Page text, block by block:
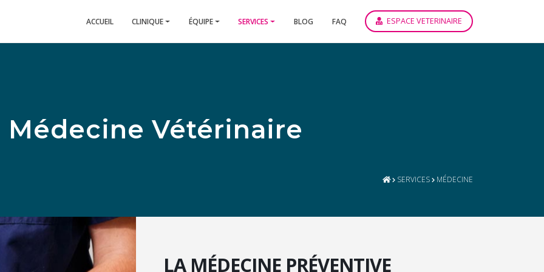
ACCUEIL CLINIQUE ÉQUIPE SERVICES BLOG FAQ ESPACE VETERINAIRE
Médecine Vétérinaire
SERVICES MÉDECINE
LA MÉDECINE PRÉVENTIVE